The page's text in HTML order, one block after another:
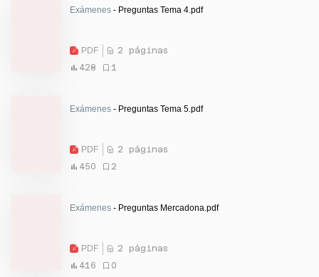
Exámenes - Preguntas Tema 4.pdf
PDF
2 páginas
428
1
Exámenes - Preguntas Tema 5.pdf
PDF
2 páginas
450
2
Exámenes - Preguntas Mercadona.pdf
PDF
2 páginas
416
0